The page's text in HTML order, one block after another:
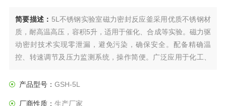
简要描述： 5L不锈钢实验室磁力密封反应釜采用优质不锈钢材
质，耐高温高压，容积5升，适用于催化、合成等实验。磁力驱
动密封技术实现零泄漏，避免污染，确保安全。配备精确温
控、转速调节及压力监测系统，操作简便。广泛应用于化工、
全的理想设备。结构紧凑，便于清洁维护，符合行业标准。
产品型号： GSH-5L
厂商性质： 生产厂家